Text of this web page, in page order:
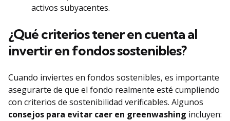
activos subyacentes.
¿Qué criterios tener en cuenta al
invertir en fondos sostenibles?
Cuando inviertes en fondos sostenibles, es importante
asegurarte de que el fondo realmente esté cumpliendo
con criterios de sostenibilidad verificables. Algunos
consejos para evitar caer en greenwashing incluyen: